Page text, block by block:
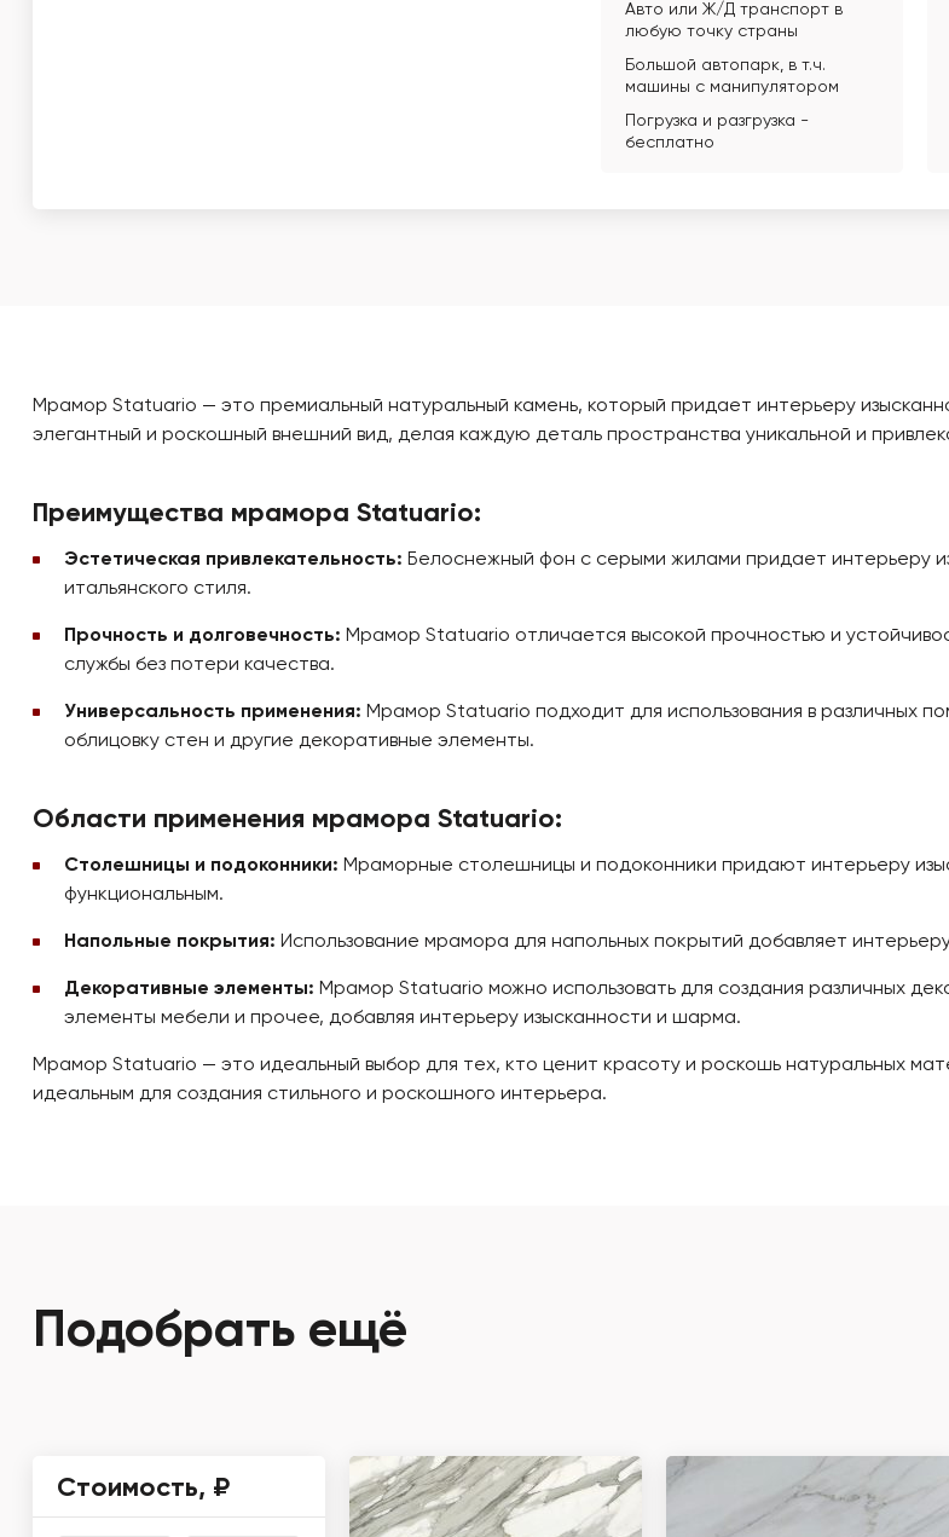
Авто или Ж/Д транспорт в
любую точку страны
Большой автопарк, в т.ч.
машины с манипулятором
Погрузка и разгрузка -
бесплатно
Мрамор Statuario — это премиальный натуральный камень, который придает интерьеру
элегантный и роскошный внешний вид, делая каждую деталь пространства уникальной и
Преимущества мрамора Statuario:
Эстетическая привлекательность: Белоснежный фон с серыми жилами придает интерьеру
итальянского стиля.
Прочность и долговечность: Мрамор Statuario отличается высокой прочностью и
службы без потери качества.
Универсальность применения: Мрамор Statuario подходит для использования в различных
облицовку стен и другие декоративные элементы.
Области применения мрамора Statuario:
Столешницы и подоконники: Мраморные столешницы и подоконники придают интерьеру
функциональным.
Напольные покрытия: Использование мрамора для напольных покрытий добавляет
Декоративные элементы: Мрамор Statuario можно использовать для создания различных
элементы мебели и прочее, добавляя интерьеру изысканности и шарма.
Мрамор Statuario — это идеальный выбор для тех, кто ценит красоту и роскошь натуральных
идеальным для создания стильного и роскошного интерьера.
Подобрать ещё
Стоимость, ₽